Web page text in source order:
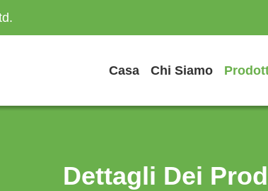
Casa Chi Siamo
Dettagli Dei